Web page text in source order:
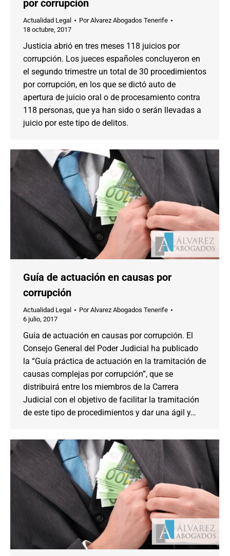
por corrupción
Actualidad Legal PorAlvarez Abogados Tenerife
18 octubre, 2017
Justicia abrió en tres meses 118 juicios por
corrupción. Los jueces españoles concluyeron en
el segundo trimestre un total de 30 procedimientos
por corrupción, en los que se dictó auto de
apertura de juicio oral o de procesamiento contra
118 personas, que ya han sido o serán llevadas a
juicio por este tipo de delitos.
Guía de actuación en causas por
corrupción
Actualidad Legal PorAlvarez Abogados Tenerife
6 julio, 2017
Guía de actuación en causas por corrupción. El
Consejo General del Poder Judicial ha publicado
la “Guía práctica de actuación en la tramitación de
causas complejas por corrupción”, que se
distribuirá entre los miembros de la Carrera
Judicial con el objetivo de facilitar la tramitación
de este tipo de procedimientos y dar una ágil y…